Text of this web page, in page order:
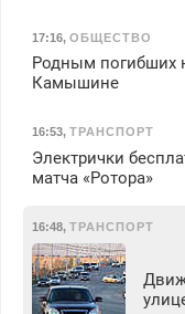
17:16, ОБЩЕСТВО
Родным погибших
Камышине
16:53, ТРАНСПОРТ
Электрички
матча «Ротора»
16:48, ТРАНСПОРТ